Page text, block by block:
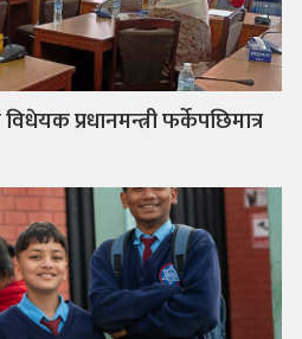
प्रधानमन्त्री फर्केपछिमात्र